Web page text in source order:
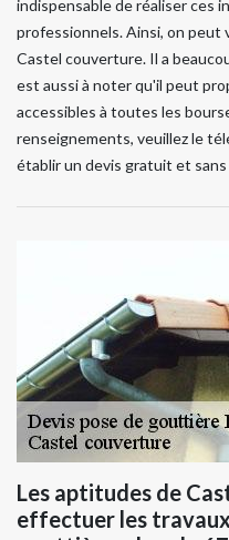
indispensable de réaliser ces
professionnels. Ainsi, on peut
Castel couverture. Il a
est aussi à noter qu'il peut
accessibles à toutes les
renseignements, veuillez le
établir un devis gratuit et
Les aptitudes de
effectuer les